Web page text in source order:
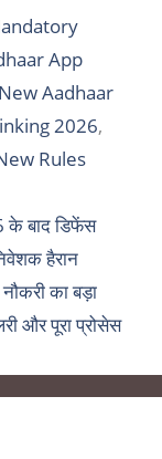
App
New Aadhaar
2026,
Rules
बाद डिफेंस
हैरान
का बड़ा
और पूरा प्रोसेस